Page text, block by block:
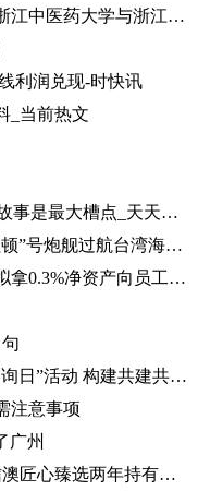
【环球新视野】互帮互学粽香飘！浙江中医药大学与浙江商职院国际学生共度端午
利润兑现-时快讯
_当前热文
《FF16》中评汇总：老套的支线和故事是最大槽点_天天头条
中国海警局新闻发言人就美“斯特拉顿”号炮舰过航台湾海峡发表谈话|每日动态
【世界新要闻】不差钱：宁德时代拟拿0.3%净资产向员工提供无息借款，支持购自住商品房
环球微资讯！我市开展“安全宣传咨询日”活动 构建共建共治共享安全生产格局
注意事项
广州
全球热推荐：6月21日基金净值：信澳匠心臻选两年持有期混合最新净值1.1771，跌4.47%